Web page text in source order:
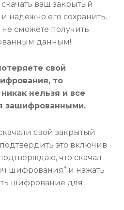
ваш закрытый
надежно его сохранить.
сможете получить
данным!
свой
то
нельзя и все
зашифрованными.
свой закрытый
это включив
что скачал
шифрования” и нажать
шифрование для